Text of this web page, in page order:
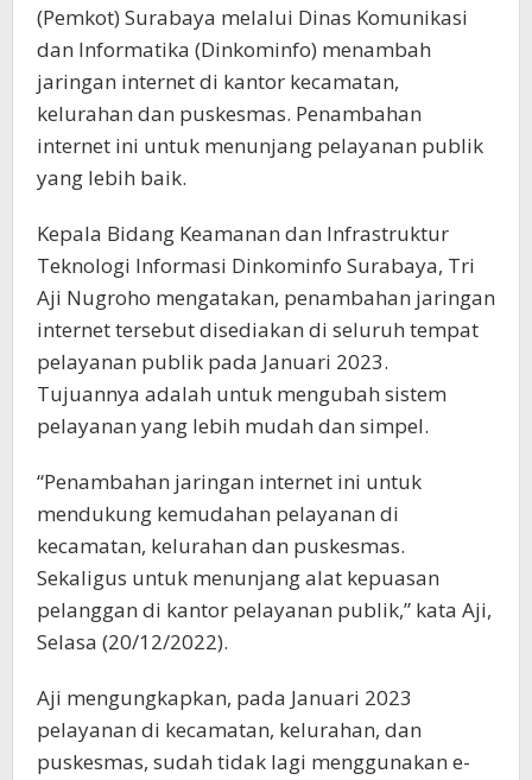
(Pemkot) Surabaya melalui Dinas Komunikasi
dan Informatika (Dinkominfo) menambah
jaringan internet di kantor kecamatan,
kelurahan dan puskesmas. Penambahan
internet ini untuk menunjang pelayanan publik
yang lebih baik.
Kepala Bidang Keamanan dan Infrastruktur
Teknologi Informasi Dinkominfo Surabaya, Tri
Aji Nugroho mengatakan, penambahan jaringan
internet tersebut disediakan di seluruh tempat
pelayanan publik pada Januari 2023.
Tujuannya adalah untuk mengubah sistem
pelayanan yang lebih mudah dan simpel.
“Penambahan jaringan internet ini untuk
mendukung kemudahan pelayanan di
kecamatan, kelurahan dan puskesmas.
Sekaligus untuk menunjang alat kepuasan
pelanggan di kantor pelayanan publik,” kata Aji,
Selasa (20/12/2022).
Aji mengungkapkan, pada Januari 2023
pelayanan di kecamatan, kelurahan, dan
puskesmas, sudah tidak lagi menggunakan e-